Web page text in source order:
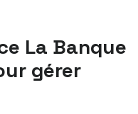
La Banque
gérer